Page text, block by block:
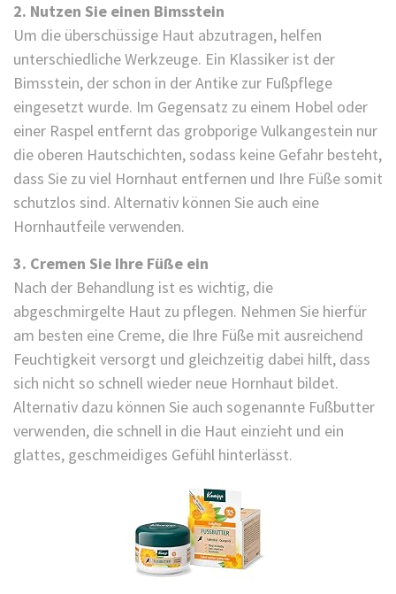
2. Nutzen Sie einen Bimsstein
Um die überschüssige Haut abzutragen, helfen
unterschiedliche Werkzeuge. Ein Klassiker ist der
Bimsstein, der schon in der Antike zur Fußpflege
eingesetzt wurde. Im Gegensatz zu einem Hobel oder
einer Raspel entfernt das grobporige Vulkangestein nur
die oberen Hautschichten, sodass keine Gefahr besteht,
dass Sie zu viel Hornhaut entfernen und Ihre Füße somit
schutzlos sind. Alternativ können Sie auch eine
Hornhautfeileverwenden.
3. Cremen Sie Ihre Füße ein
Nach der Behandlung ist es wichtig, die
abgeschmirgelte Haut zu pflegen. Nehmen Sie hierfür
am besten eine Creme, die Ihre Füße mit ausreichend
Feuchtigkeit versorgt und gleichzeitig dabei hilft, dass
sich nicht so schnell wieder neue Hornhaut bildet.
Alternativ dazu können Sie auch sogenannte Fußbutter
verwenden, die schnell in die Haut einzieht und ein
glattes, geschmeidiges Gefühl hinterlässt.